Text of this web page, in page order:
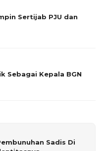
Sertijab PJU dan
Sebagai Kepala BGN
Sadis Di